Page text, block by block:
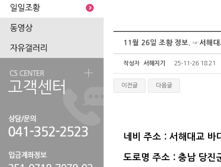
11월 26일 조황 정보. ☞서해
작성자 서해지기 25-11-26 18:21
이전글 다음글
네비 주소 : 서해대교 바
도로명 주소 : 충남 당